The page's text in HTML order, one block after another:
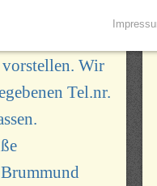
( In- und
wir uns als
Wir
Tel.nr.
Essenzielle Cookies
Nutzung der Website
Name: